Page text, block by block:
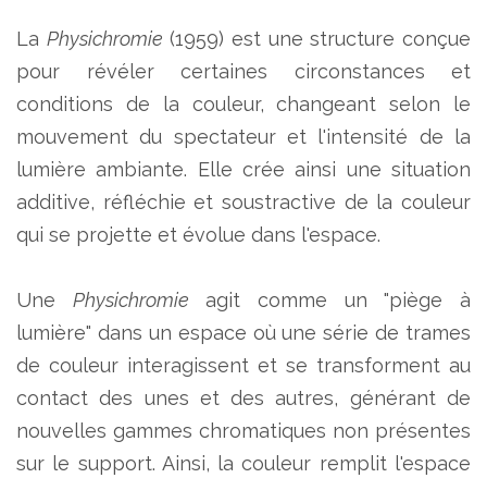
La Physichromie (1959) est une structure conçue
pour révéler certaines circonstances et
conditions de la couleur, changeant selon le
mouvement du spectateur et l'intensité de la
lumière ambiante. Elle crée ainsi une situation
additive, réfléchie et soustractive de la couleur
qui se projette et évolue dans l'espace.
Une Physichromie agit comme un "piège à
lumière" dans un espace où une série de trames
de couleur interagissent et se transforment au
contact des unes et des autres, générant de
nouvelles gammes chromatiques non présentes
sur le support. Ainsi, la couleur remplit l'espace